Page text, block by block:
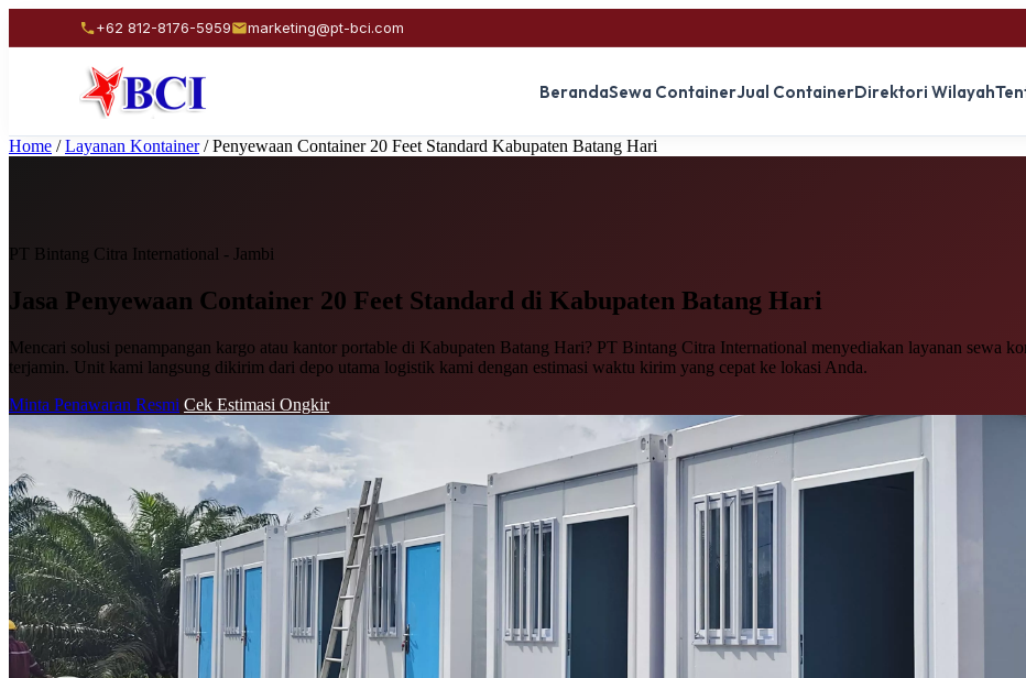
+62 812-8176-5959 marketing@pt-bci.com
BerandaSewa ContainerJual ContainerDirektori Wilayah
Home / Layanan Kontainer / Penyewaan Container 20 Feet Standard Kabupaten Batang Hari
PT Bintang Citra International - Jambi
Jasa Penyewaan Container 20 Feet Standard di Kabupaten Batang Hari
Mencari solusi penampangan kargo atau kantor portable di Kabupaten Batang Hari? PT Bintang Citra International menyediakan layanan sewa
terjamin. Unit kami langsung dikirim dari depo utama logistik kami dengan estimasi waktu kirim yang cepat ke lokasi Anda.
Minta Penawaran Resmi Cek Estimasi Ongkir